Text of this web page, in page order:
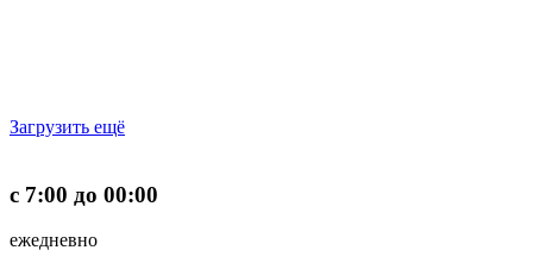
Загрузить ещё
с 7:00 до 00:00
ежедневно